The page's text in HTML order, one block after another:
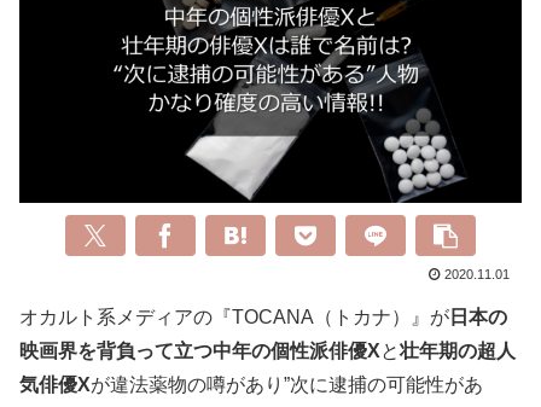
2020.11.01
オカルト系メディアの『TOCANA（トカナ）』が 日本の
映画界を背負って立つ中年の個性派俳優Xと壮年期の超人
気俳優Xが違法薬物の噂があり”次に逮捕の可能性があ